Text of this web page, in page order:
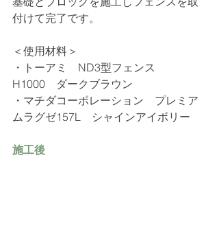
付けて完了です。
＜使用材料＞
・ トーアミ　ND3型フェンス
H1000　ダークブラウン
・マチダコーポレーション　プレミア
ムラグゼ157L　シャインアイボリー
施工後